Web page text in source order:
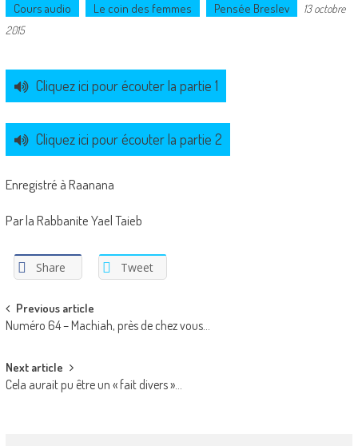
Cours audio Le coin des femmes Pensée Breslev
13 octobre
2015
Cliquez ici pour écouter la partie 1
Cliquez ici pour écouter la partie 2
Enregistré à Raanana
Par la Rabbanite Yael Taieb
Share Tweet
Post
navigation
Previous article
Numéro 64 – Machiah, près de chez vous…
Next article
Cela aurait pu être un « fait divers »…